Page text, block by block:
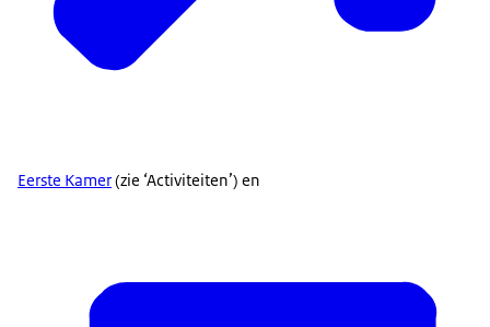
Eerste Kamer(zie ‘Activiteiten’) en